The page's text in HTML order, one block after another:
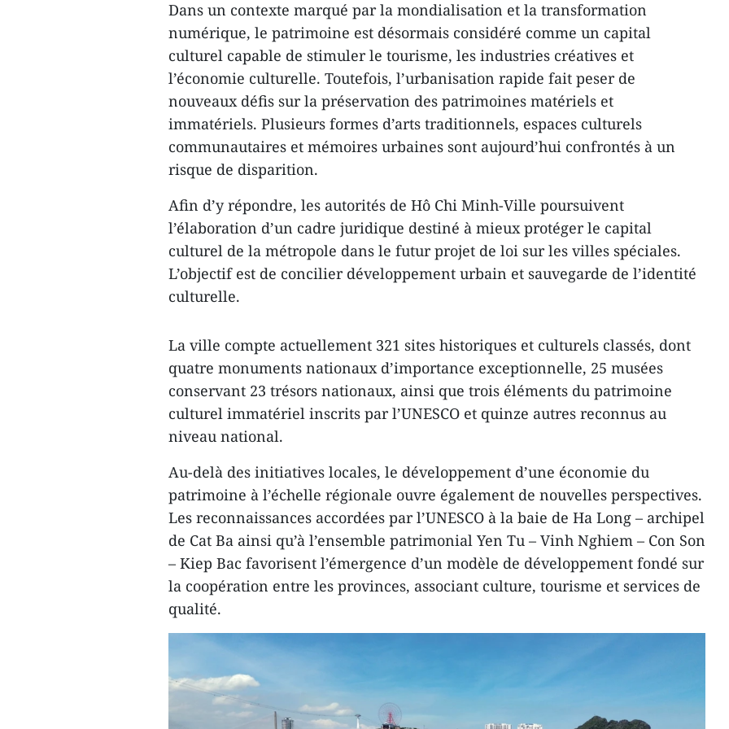
Dans un contexte marqué par la mondialisation et la transformation
numérique, le patrimoine est désormais considéré comme un capital
culturel capable de stimuler le tourisme, les industries créatives et
l’économie culturelle. Toutefois, l’urbanisation rapide fait peser de
nouveaux défis sur la préservation des patrimoines matériels et
immatériels. Plusieurs formes d’arts traditionnels, espaces culturels
communautaires et mémoires urbaines sont aujourd’hui confrontés à un
risque de disparition.
Afin d’y répondre, les autorités de Hô Chi Minh-Ville poursuivent
l’élaboration d’un cadre juridique destiné à mieux protéger le capital
culturel de la métropole dans le futur projet de loi sur les villes spéciales.
L’objectif est de concilier développement urbain et sauvegarde de l’identité
culturelle.
La ville compte actuellement 321 sites historiques et culturels classés, dont
quatre monuments nationaux d’importance exceptionnelle, 25 musées
conservant 23 trésors nationaux, ainsi que trois éléments du patrimoine
culturel immatériel inscrits par l’UNESCO et quinze autres reconnus au
niveau national.
Au-delà des initiatives locales, le développement d’une économie du
patrimoine à l’échelle régionale ouvre également de nouvelles perspectives.
Les reconnaissances accordées par l’UNESCO à la baie de Ha Long – archipel
de Cat Ba ainsi qu’à l’ensemble patrimonial Yen Tu – Vinh Nghiem – Con Son
– Kiep Bac favorisent l’émergence d’un modèle de développement fondé sur
la coopération entre les provinces, associant culture, tourisme et services de
qualité.